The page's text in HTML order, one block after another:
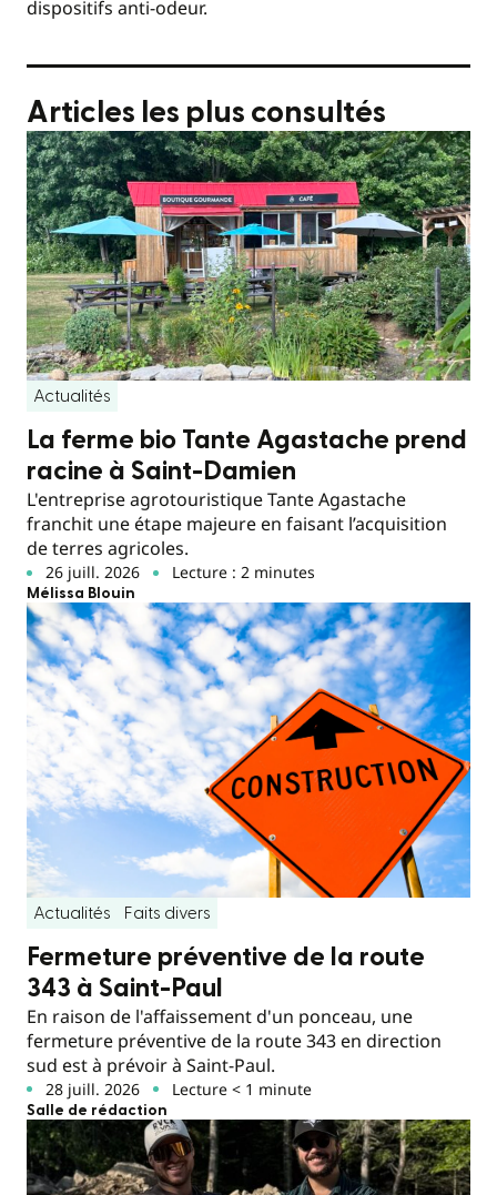
dispositifs anti-odeur.
Articles les plus consultés
Actualités
La ferme bio Tante Agastache prend
racine à Saint-Damien
L'entreprise agrotouristique Tante Agastache
franchit une étape majeure en faisant l’acquisition
de terres agricoles.
26 juill. 2026 Lecture : 2 minutes
Mélissa Blouin
Actualités Faits divers
Fermeture préventive de la route
343 à Saint-Paul
En raison de l'affaissement d'un ponceau, une
fermeture préventive de la route 343 en direction
sud est à prévoir à Saint-Paul.
28 juill. 2026 Lecture < 1 minute
Salle de rédaction